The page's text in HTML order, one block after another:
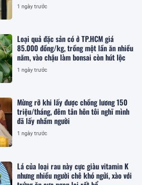
1 ngày trước
Loại quả đặc sản có ở TP.HCM giá
85.000 đồng/kg, trồng một lần ăn nhiều
năm, vào chậu làm bonsai còn hút lộc
1 ngày trước
Mừng rỡ khi lấy được chồng lương 150
triệu/tháng, đêm tân hôn tôi nghĩ mình
đã lấy nhầm người
1 ngày trước
Lá của loại rau này cực giàu vitamin K
nhưng nhiều người chê khó ngửi, xào với